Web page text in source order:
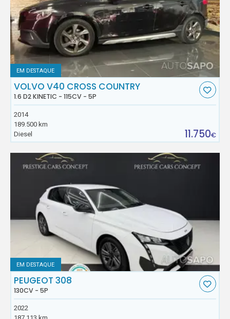
EM DESTAQUE
VOLVO V40 CROSS COUNTRY
1.6 D2 KINETIC - 115CV - 5P
2014
189.500 km
Diesel
11.750€
EM DESTAQUE
PEUGEOT 308
130CV - 5P
2022